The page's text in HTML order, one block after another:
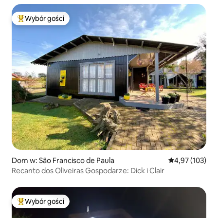
Najpopularniejsze z kategorii Wybór gości
Wybór gości
Dom w: São Francisco de Paula Średnia
4,97 (103)
Recanto dos Oliveiras Gospodarze: Dick i Clair
Najpopularniejsze z kategorii Wybór gości
Wybór gości